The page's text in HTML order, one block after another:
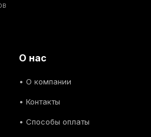
О нас
• О компании
• Контакты
• Способы оплаты